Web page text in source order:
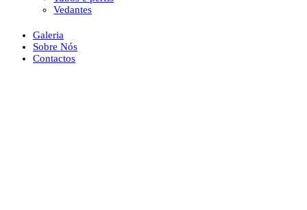
Vedantes
Galeria
Sobre Nós
Contactos